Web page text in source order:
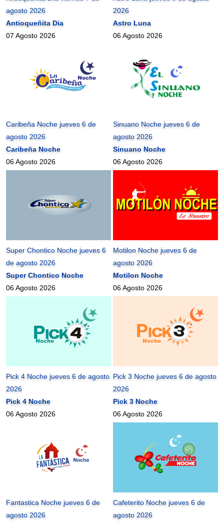
agosto 2026
Antioqueñita Dia
07 Agosto 2026
2026
Astro Luna
06 Agosto 2026
Caribeña Noche jueves 6 de
agosto 2026
Caribeña Noche
06 Agosto 2026
Sinuano Noche jueves 6 de
agosto 2026
Sinuano Noche
06 Agosto 2026
Super Chontico Noche jueves 6
de agosto 2026
Super Chontico Noche
06 Agosto 2026
Motilon Noche jueves 6 de
agosto 2026
Motilon Noche
06 Agosto 2026
Pick 4 Noche jueves 6 de agosto
2026
Pick 4 Noche
06 Agosto 2026
Pick 3 Noche jueves 6 de agosto
2026
Pick 3 Noche
06 Agosto 2026
Fantastica Noche jueves 6 de
agosto 2026
Cafeterito Noche jueves 6 de
agosto 2026